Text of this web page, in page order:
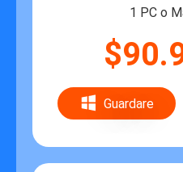
1 PC o
Guardare